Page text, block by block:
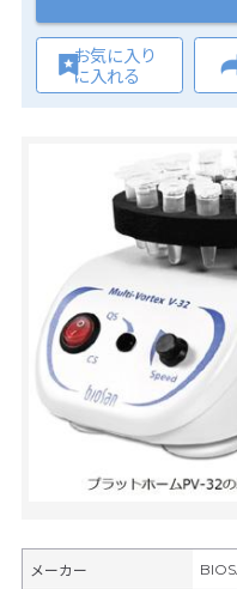
お気に入り
に入れる
メーカー